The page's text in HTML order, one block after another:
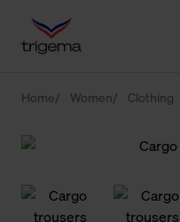
Home Women Clothing